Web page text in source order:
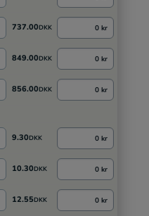
737.00DKK 0 kr
849.00DKK 0 kr
856.00DKK 0 kr
9.30DKK 0 kr
10.30DKK 0 kr
12.55DKK 0 kr